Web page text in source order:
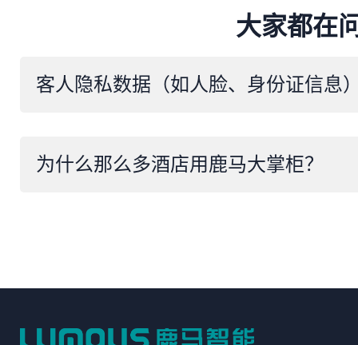
大家都在
为什么那么多酒店用鹿马大掌柜？